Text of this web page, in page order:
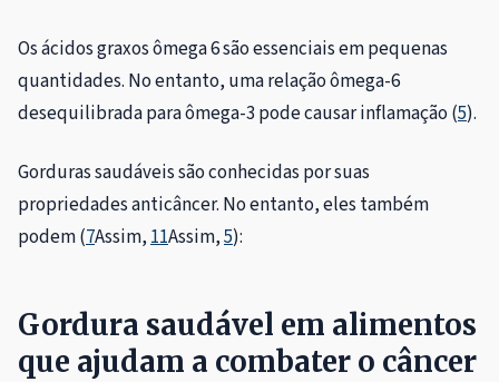
Os ácidos graxos ômega 6 são essenciais em pequenas
quantidades. No entanto, uma relação ômega-6
desequilibrada para ômega-3 pode causar inflamação (5).
Gorduras saudáveis ​​são conhecidas por suas
propriedades anticâncer. No entanto, eles também
podem (7Assim,11Assim,5):
Gordura saudável em alimentos
que ajudam a combater o câncer